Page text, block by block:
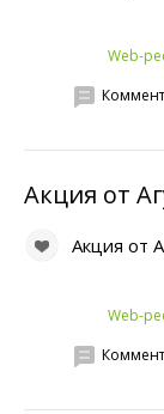
Web-
Акция от
Акция от
Web-